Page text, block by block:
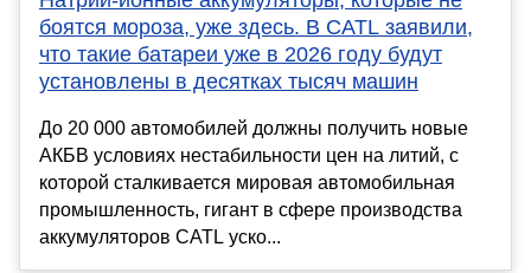
боятся мороза, уже здесь. В CATL заявили,
что такие батареи уже в 2026 году будут
установлены в десятках тысяч машин
До 20 000 автомобилей должны получить новые
АКБВ условиях нестабильности цен на литий, с
которой сталкивается мировая автомобильная
промышленность, гигант в сфере производства
аккумуляторов CATL уско...